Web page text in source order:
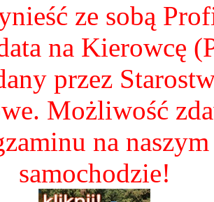
ze sobą
na Kierowcę
przez
Możliwość
na naszym
samochodzie!